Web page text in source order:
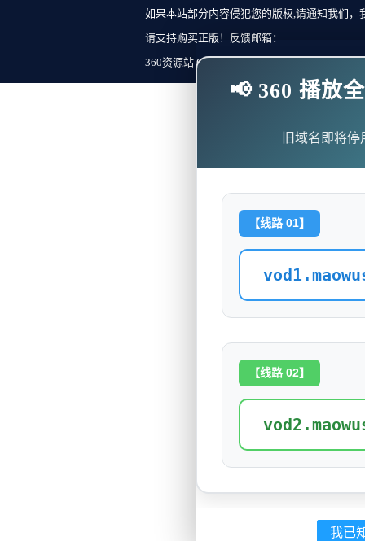
如果本站部分内容侵犯您的版权,请通知我们
请支持购买正版！反馈邮箱：
360资源站 Copyright ©2018-2023 All Rights
📢 360 播放
旧域名即将
【线路 01】
【线路 02】
我已